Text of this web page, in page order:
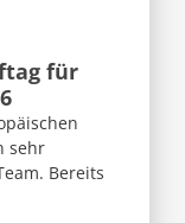
für
sehr
Bereits